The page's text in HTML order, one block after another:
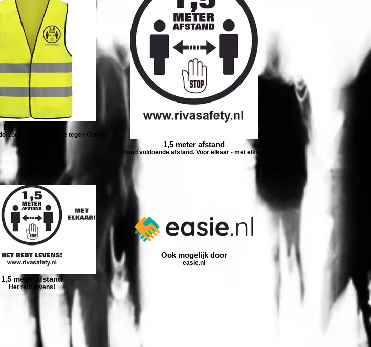
Bestel uw hesje
voor medicatie tegen Corona
1,5 meter afstand
Houd voldoende afstand. Voor elkaar - met elkaar
1,5 meter afstand
Het redt levens!
Ook mogelijk door
easie.nl